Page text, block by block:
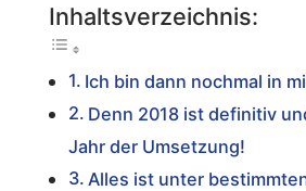
Inhaltsverzeichnis:
Ich bin dann nochmal in
Denn 2018 ist definitiv
Jahr der Umsetzung!
Alles ist unter